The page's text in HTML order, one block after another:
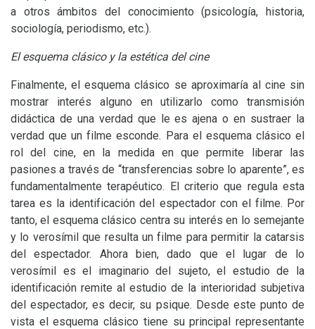
a otros ámbitos del conocimiento (psicología, historia,
sociología, periodismo, etc.).
El esquema clásico y la estética del cine
Finalmente, el esquema clásico se aproximaría al cine sin
mostrar interés alguno en utilizarlo como transmisión
didáctica de una verdad que le es ajena o en sustraer la
verdad que un filme esconde. Para el esquema clásico el
rol del cine, en la medida en que permite liberar las
pasiones a través de “transferencias sobre lo aparente”, es
fundamentalmente terapéutico. El criterio que regula esta
tarea es la identificación del espectador con el filme. Por
tanto, el esquema clásico centra su interés en lo semejante
y lo verosímil que resulta un filme para permitir la catarsis
del espectador. Ahora bien, dado que el lugar de lo
verosímil es el imaginario del sujeto, el estudio de la
identificación remite al estudio de la interioridad subjetiva
del espectador, es decir, su psique. Desde este punto de
vista el esquema clásico tiene su principal representante